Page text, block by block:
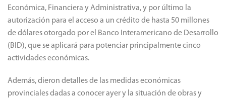
Económica, Financiera y Administrativa, y por último la
autorización para el acceso a un crédito de hasta 50 millones
de dólares otorgado por el Banco Interamericano de Desarrollo
(BID), que se aplicará para potenciar principalmente cinco
actividades económicas.
Además, dieron detalles de las medidas económicas
provinciales dadas a conocer ayer y la situación de obras y